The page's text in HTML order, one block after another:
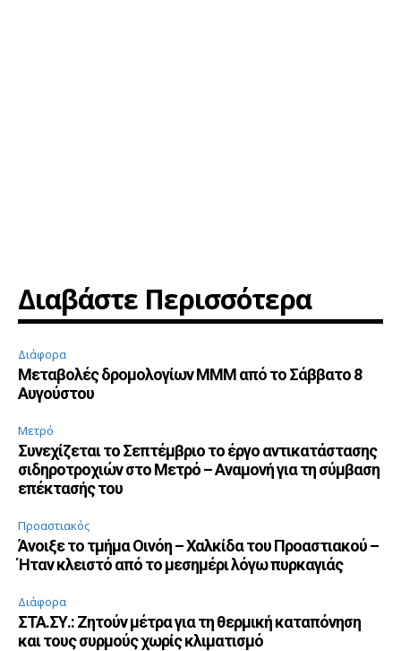
Διαβάστε Περισσότερα
Διάφορα
Μεταβολές δρομολογίων ΜΜΜ από το Σάββατο 8
Αυγούστου
Μετρό
Συνεχίζεται το Σεπτέμβριο το έργο αντικατάστασης
σιδηροτροχιών στο Μετρό – Αναμονή για τη σύμβαση
επέκτασής του
Προαστιακός
Άνοιξε το τμήμα Οινόη – Χαλκίδα του Προαστιακού –
Ήταν κλειστό από το μεσημέρι λόγω πυρκαγιάς
Διάφορα
ΣΤΑ.ΣΥ.: Ζητούν μέτρα για τη θερμική καταπόνηση
και τους συρμούς χωρίς κλιματισμό